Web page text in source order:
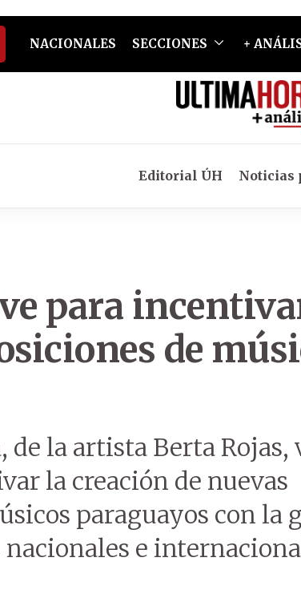
NACIONALES SECCIONES +
Editorial ÚH Noticias
para
de
de la artista Berta Rojas,
la creación de nuevas
paraguayos con la
nacionales e